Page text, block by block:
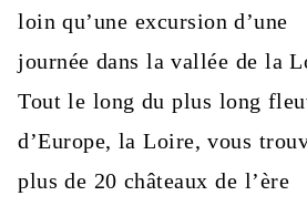
loin qu’une excursion d’une
journée dans la vallée de la
Tout le long du plus long
d’Europe, la Loire, vous
plus de 20 châteaux de l’ère